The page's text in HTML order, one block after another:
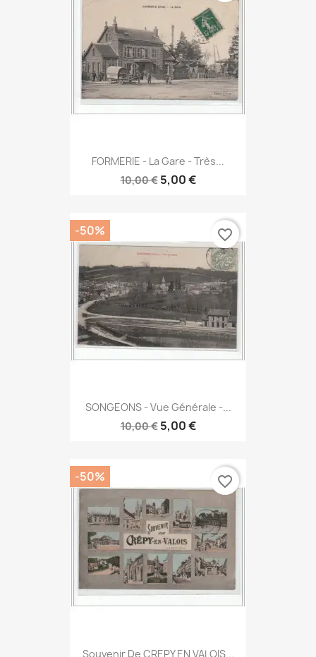
FORMERIE - La Gare - Très...
10,00 € 5,00 €
SONGEONS - Vue Générale -...
10,00 € 5,00 €
-50% favorite_border
Souvenir De CREPY EN VALOIS...
-50% favorite_border